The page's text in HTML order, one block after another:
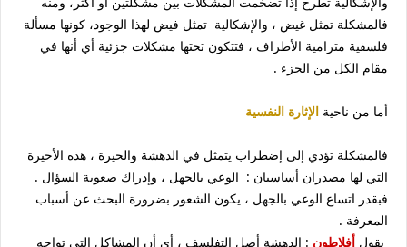
فالمشكلة تمثل غيض ، والإشكالية تمثل فيض لهذا الوجود، كونها مسألة
فلسفية مترامية الأطراف ، فتتكون تحتها مشكلات جزئية أي أنها في
مقام الكل من الجزء .
أما من ناحية الإثارة النفسية
فالمشكلة تؤدي إلى إضطراب يتمثل في الدهشة والحيرة ، هذه الأخيرة
التي لها مصدران أساسيان : الوعي بالجهل ، وإدراك صعوبة السؤال .
فبقدر اتساع الوعي بالجهل ، يكون الشعور بضرورة البحث عن أسباب
المعرفة .
يقول أفلاطون : الدهشة أصل التفلسف ، أي أن المشاكل التي تواجه